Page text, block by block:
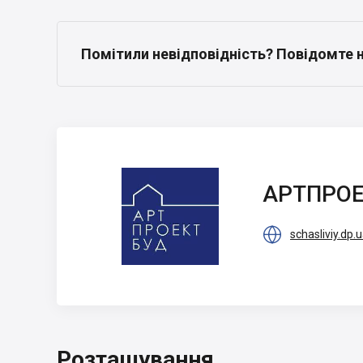
Помітили невідповідність? Повідомте
